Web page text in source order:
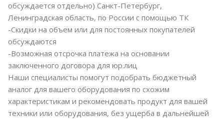
обсуждается отдельно) Санкт-Петербург,
Ленинградская область, по России с помощью ТК
-Скидки на объем или для постоянных покупателей
обсуждаются
-Возможная отсрочка платежа на основании
заключенного договора для юр.лиц
Наши специалисты помогут подобрать бюджетный
аналог для вашего оборудования по схожим
характеристикам и рекомендовать продукт для вашей
техники или оборудования, без ущерба в дальнейшей